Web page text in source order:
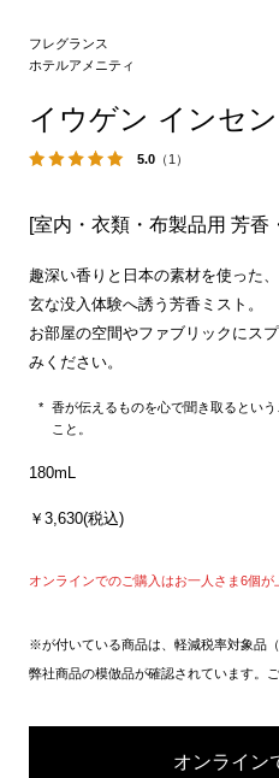
フレグランス
ホテルアメニティ
イウゲン インセ
5.0（1）
[室内・衣類・布製品用 芳香
趣深い香りと日本の素材を使った
玄な没入体験へ誘う芳香ミスト。
お部屋の空間やファブリックにス
みください。
香が伝えるものを心で聞き取るとい
こと。
180mL
￥3,630(税込)
オンラインでのご購入はお一人さま6個が
※が付いている商品は、軽減税率対象品（
弊社商品の模倣品が確認されています。
オンライン